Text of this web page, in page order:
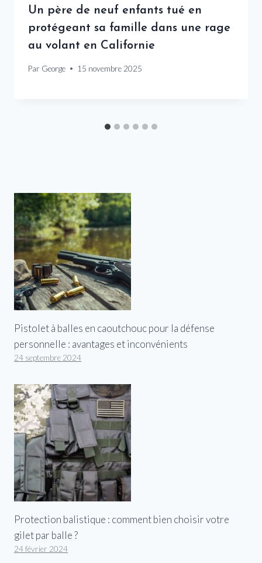
Un père de neuf enfants tué en
protégeant sa famille dans une rage
au volant en Californie
Par George 15 novembre 2025
Pistolet à balles en caoutchouc pour la défense
personnelle : avantages et inconvénients
24 septembre 2024
Protection balistique : comment bien choisir votre
gilet par balle ?
24 février 2024